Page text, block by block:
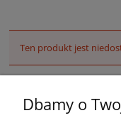
Ten produkt jest
Dbamy o